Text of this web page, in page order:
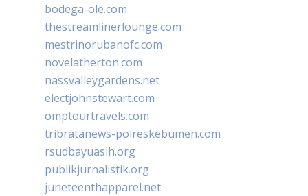
bodega-ole.com
thestreamlinerlounge.com
mestrinorubanofc.com
novelatherton.com
nassvalleygardens.net
electjohnstewart.com
omptourtravels.com
tribratanews-polreskebumen.com
rsudbayuasih.org
publikjurnalistik.org
juneteenthapparel.net